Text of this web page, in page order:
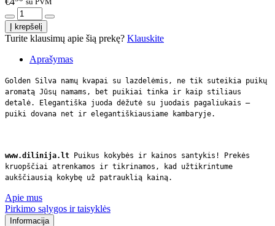
su PVM
Turite klausimų apie šią prekę? Klauskite
Aprašymas
Golden Silva namų kvapai su lazdelėmis, ne tik suteikia puikų
aromatą Jūsų namams, bet puikiai tinka ir kaip stiliaus
detalė. Elegantiška juoda dėžutė su juodais pagaliukais –
puiki dovana net ir elegantiškiausiame kambaryje.
www.dilinija.lt Puikus kokybės ir kainos santykis! Prekės
kruopščiai atrenkamos ir tikrinamos, kad užtikrintume
aukščiausią kokybę už patrauklią kainą.
Apie mus
Pirkimo sąlygos ir taisyklės
Informacija